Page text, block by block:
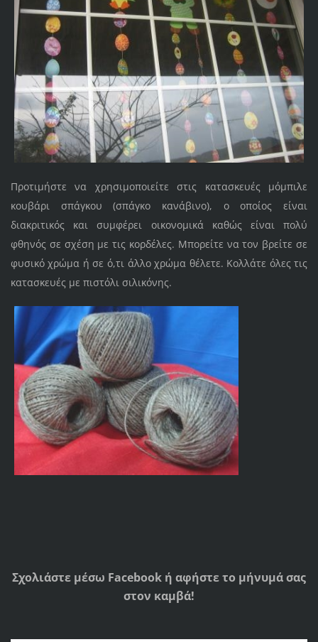
Προτιμήστε να χρησιμοποιείτε στις κατασκευές μόμπιλε
κουβάρι σπάγκου (σπάγκο κανάβινο), ο οποίος είναι
διακριτικός και συμφέρει οικονομικά καθώς είναι πολύ
φθηνός σε σχέση με τις κορδέλες. Μπορείτε να τον βρείτε σε
φυσικό χρώμα ή σε ό,τι άλλο χρώμα θέλετε. Κολλάτε όλες τις
κατασκευές με πιστόλι σιλικόνης.
Σχολιάστε μέσω Facebook ή αφήστε το μήνυμά σας
στον καμβά!